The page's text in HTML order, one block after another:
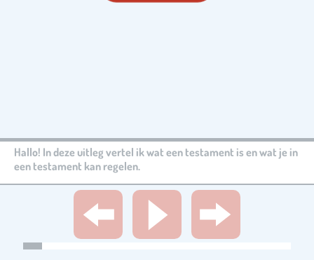
Hallo! In deze uitleg vertel ik wat een testament is en wat je in
een testament kan regelen.